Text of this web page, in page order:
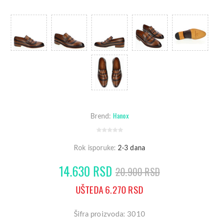
Brend: Hanox
Rok isporuke: 2-3 dana
14.630 RSD 20.900 RSD
UŠTEDA 6.270 RSD
Šifra proizvoda: 3010